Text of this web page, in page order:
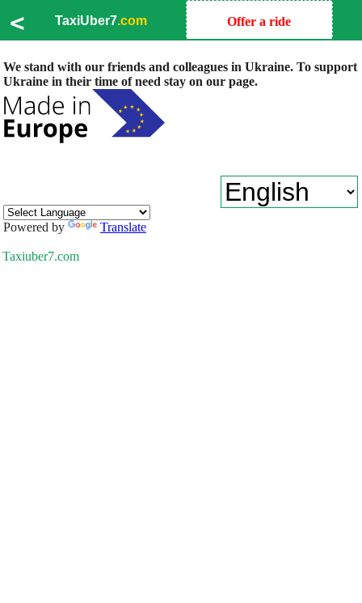
< TaxiUber7.com Offer a ride
We stand with our friends and colleagues in Ukraine. To support
Ukraine in their time of need stay on our page.
Powered by Translate
Taxiuber7.com